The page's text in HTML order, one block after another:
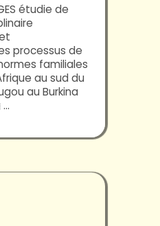
étudie de
processus de
familiales
au sud du
au Burkina